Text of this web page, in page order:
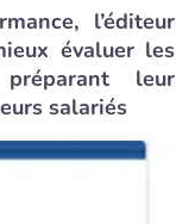
l’éditeur
évaluer les
leur
salariés